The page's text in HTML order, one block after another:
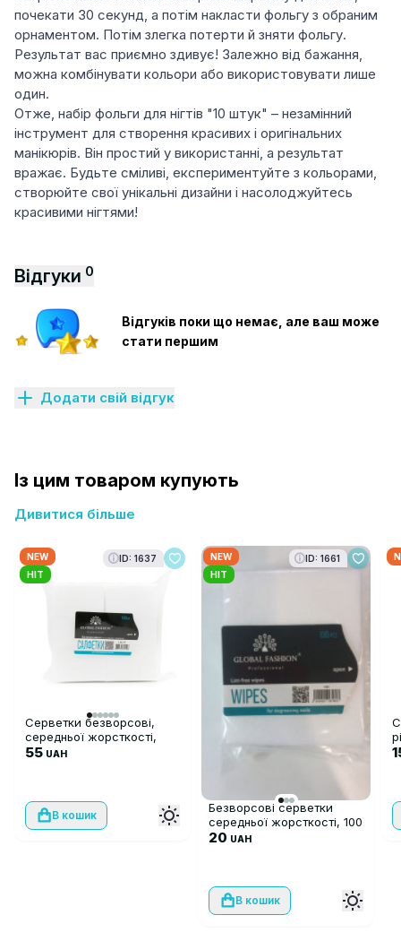
почекати 30 секунд, а потім накласти фольгу з обраним
орнаментом. Потім злегка потерти й зняти фольгу.
Результат вас приємно здивує! Залежно від бажання,
можна комбінувати кольори або використовувати лише
один.
Отже, набір фольги для нігтів "10 штук" – незамінний
інструмент для створення красивих і оригінальних
манікюрів. Він простий у використанні, а результат
вражає. Будьте сміливі, експериментуйте з кольорами,
створюйте свої унікальні дизайни і насолоджуйтесь
красивими нігтями!
Відгуки 0
Відгуків поки що немає, але ваш може
стати першим
Додати свій відгук
Із цим товаром купують
Дивитися більше
NEW
HIT
ID: 1637
Серветки безворсові,
середньої жорсткості,
500 шт
55 UAH
В кошик
NEW
HIT
ID: 1661
Безворсові серветки
середньої жорсткості, 100
шт
20 UAH
В кошик